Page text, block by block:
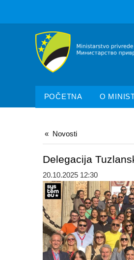
POČETNA O
Novosti
Delegacija
20.10.2025 12:30